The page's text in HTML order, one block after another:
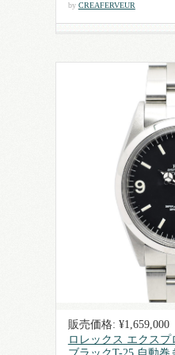
by CREAFERVEUR
販売価格:
ロレックス エクス